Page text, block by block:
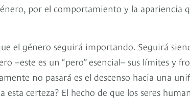
por el comportamiento y la apariencia
el género seguirá importando. Seguirá
–este es un “pero” esencial– sus límites y
no pasará es el descenso hacia una
certeza? El hecho de que los seres